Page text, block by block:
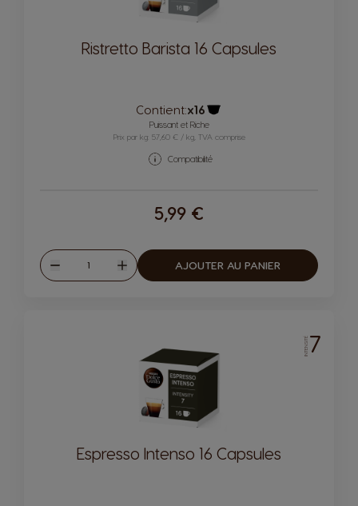
Ristretto Barista 16 Capsules
Contient:x16
Icône capsules
Puissant et Riche
Prix par kg: 57,60 € / kg, TVA comprise
Compatibilité
5,99 €
Diminuer
Quantité
Augmenter
AJOUTER AU PANIER
INTENSITÉ7
Espresso Intenso 16 Capsules